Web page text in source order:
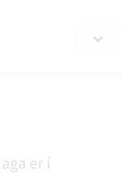
er í